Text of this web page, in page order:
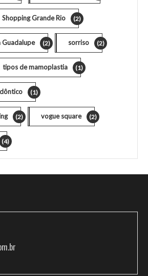
Shopping Grande Rio (2)
Guadalupe (2) sorriso (2)
tipos de mamoplastia (1)
(1)
(2) vogue square (2)
(4)